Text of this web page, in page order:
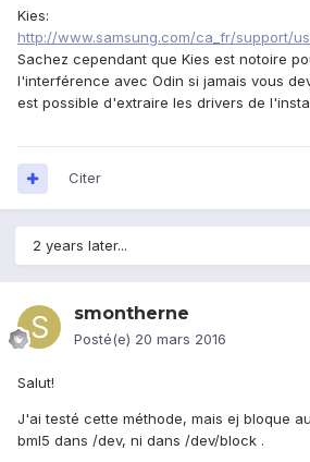
Kies:
http://www.samsung.com/ca_fr/support/
Sachez cependant que Kies est notoire
l'interférence avec Odin si jamais vous
est possible d'extraire les drivers de
Citer
2 years later...
smontherne
Posté(e) 20 mars 2016
Salut!
J'ai testé cette méthode, mais ej bloque
bml5 dans /dev, ni dans /dev/block .